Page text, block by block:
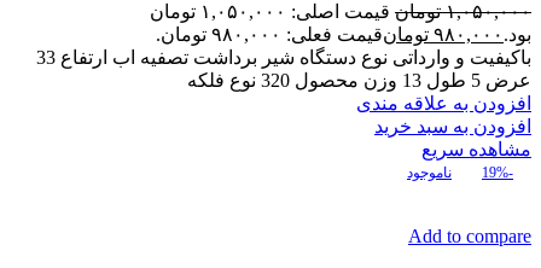
۱,۰۵۰,۰۰۰ تومان
قیمت اصلی: ۱,۰۵۰,۰۰۰ تومان
بود. ۹۸۰,۰۰۰ تومانقیمت فعلی: ۹۸۰,۰۰۰ تومان.
باکیفیت و وارداتی نوع دستگاه شیر برداشت تصفیه اب ارتفاع 33
عرض 5 طول 13 وزن محصول 320 نوع فلکه
افزودن به علاقه مندی
افزودن به سبد خرید
مشاهده سریع
-19% ناموجود
Add to compare